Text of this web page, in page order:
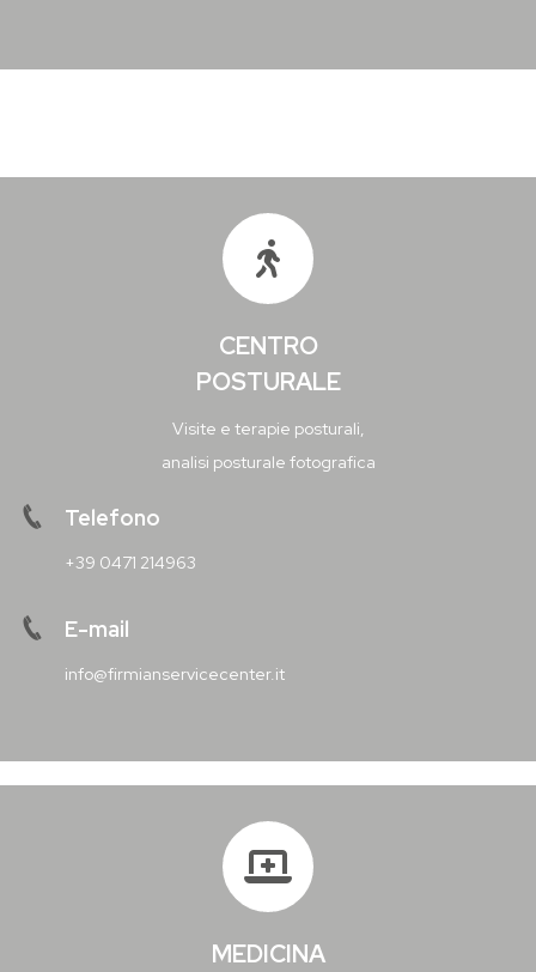
CENTRO
POSTURALE
Visite e terapie posturali,
analisi posturale fotografica
Telefono
+39 0471 214963
E-mail
info@firmianservicecenter.it
MEDICINA